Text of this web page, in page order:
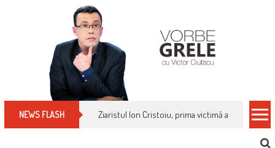
NEWS FLASH Ziaristul Ion Cristoiu, prima victimă a noi